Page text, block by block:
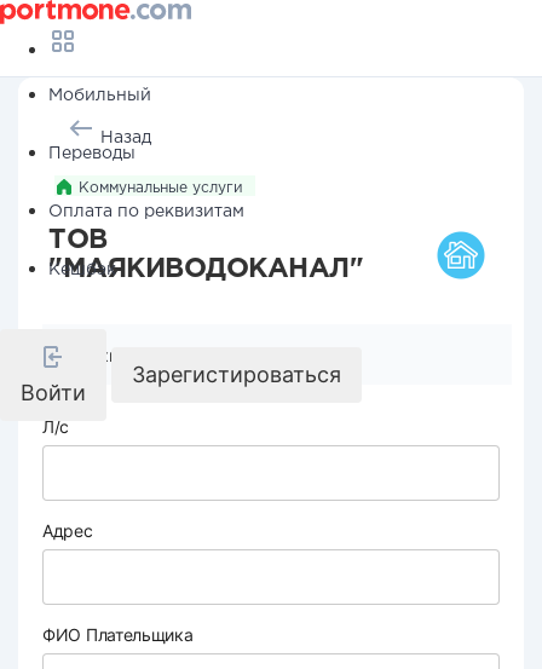
Мобильный
Переводы
Оплата по реквизитам
Кешбэк
Войти
Зарегистироваться
Назад
Коммунальные услуги
ТОВ
"МАЯКИВОДОКАНАЛ"
Реквизиты компании
Л/с
Адрес
ФИО Плательщика